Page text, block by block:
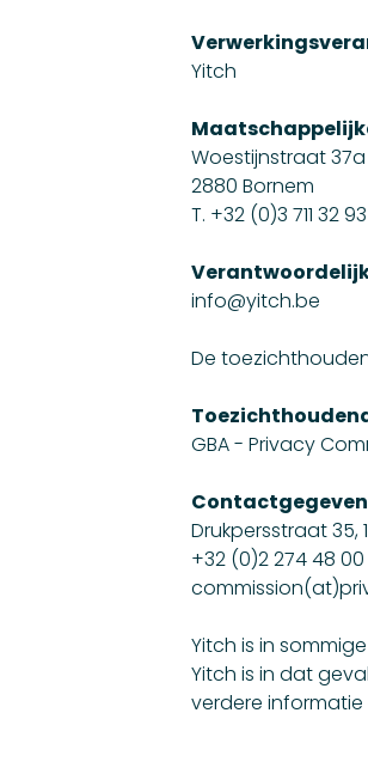
Yitch
Woestijnstraat 37a
2880 Bornem
T. +32 (0)3 711 32 93
info@yitch.be
De
GBA - Privacy
Drukpersstraat 35,
+32 (0)2 274 48 00
Yitch is in
Yitch is in dat
verdere